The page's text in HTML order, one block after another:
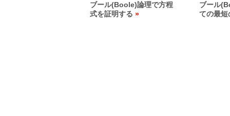
ブール(Boole)論理で方程
式を証明する
ブール
ての最短